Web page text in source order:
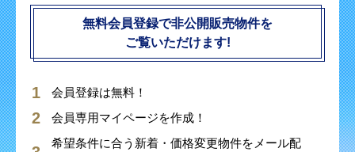
無料会員登録で非公開販売物件を
ご覧いただけます!
会員登録は無料！
会員専用マイページを作成！
希望条件に合う新着・価格変更物件をメール配